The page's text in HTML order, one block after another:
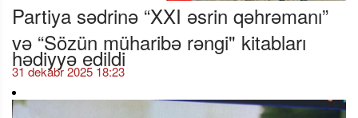
Partiya sədrinə “XXI əsrin qəhrəmanı”
və “Sözün müharibə rəngi" kitabları
hədiyyə edildi
31 dekabr 2025 18:23